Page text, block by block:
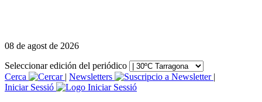
08 de agost de 2026
Seleccionar edición del periódico
Cerca
| Newsletters
|
Iniciar Sessió